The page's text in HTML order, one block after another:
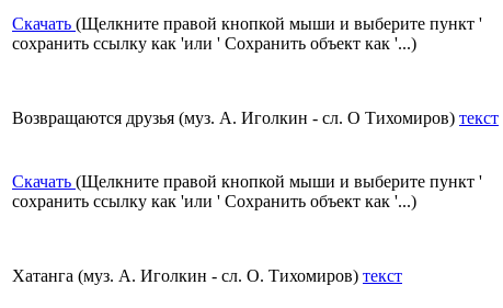
Скачать (Щелкните правой кнопкой мыши и выберите пункт '
сохранить ссылку как 'или ' Сохранить объект как '...)
Возвращаются друзья (муз. А. Иголкин - сл. О Тихомиров) текст
Скачать (Щелкните правой кнопкой мыши и выберите пункт '
сохранить ссылку как 'или ' Сохранить объект как '...)
Хатанга (муз. А. Иголкин - сл. О. Тихомиров) текст